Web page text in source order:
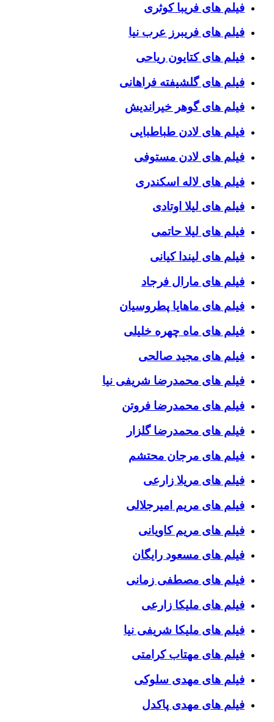
فیلم های فریبا کوثری
فیلم های فریبرز عرب نیا
فیلم های کتایون ریاحی
فیلم های گلشیفته فراهانی
فیلم های گوهر خیراندیش
فیلم های لادن طباطبایی
فیلم های لادن مستوفی
فیلم های لاله اسکندری
فیلم های لیلا اوتادی
فیلم های لیلا حاتمی
فیلم های لیندا کیانی
فیلم های مارال فرجاد
فیلم های ماهایا پطروسیان
فیلم های ماه چهره خلیلی
فیلم های مجید صالحی
فیلم های محمدرضا شریفی نیا
فیلم های محمدرضا فروتن
فیلم های محمدرضا گلزار
فیلم های مرجان محتشم
فیلم های مریلا زارعی
فیلم های مریم امیرجلالی
فیلم های مریم کاویانی
فیلم های مسعود رایگان
فیلم های مصطفی زمانی
فیلم های ملیکا زارعی
فیلم های ملیکا شریفی نیا
فیلم های مهتاب کرامتی
فیلم های مهدی سلوکی
فیلم های مهدی پاکدل